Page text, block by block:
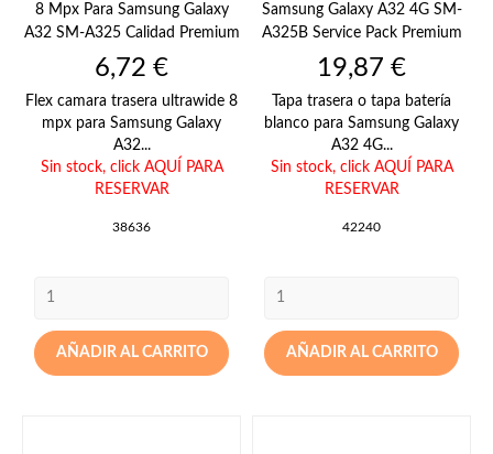
8 Mpx Para Samsung Galaxy
A32 SM-A325 Calidad Premium
Precio
6,72 €
Flex camara trasera ultrawide 8
mpx para Samsung Galaxy
A32...
Sin stock, click AQUÍ PARA
RESERVAR
38636
AÑADIR AL CARRITO
Samsung Galaxy A32 4G SM-
A325B Service Pack Premium
Precio
19,87 €
Tapa trasera o tapa batería
blanco para Samsung Galaxy
A32 4G...
Sin stock, click AQUÍ PARA
RESERVAR
42240
AÑADIR AL CARRITO